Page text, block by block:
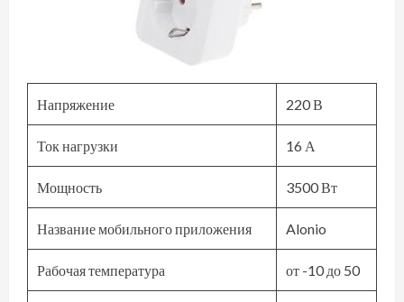
Напряжение 220 В
Ток нагрузки 16 А
Мощность 3500 Вт
Название мобильного приложения Alonio
Рабочая температура от -10 до 50